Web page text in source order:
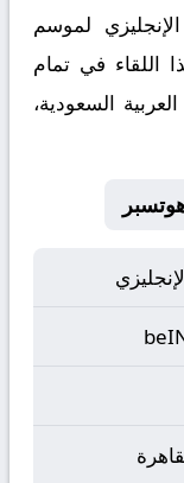
لموسم
هذا اللقاء في تمام
العربية السعودية،